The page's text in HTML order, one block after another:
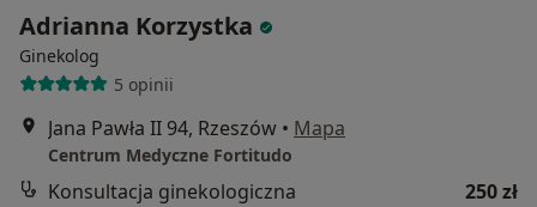
Adrianna Korzystka
Ginekolog
5 opinii
Jana Pawła II 94, Rzeszów • Mapa
Centrum Medyczne Fortitudo
Konsultacja ginekologiczna
250 zł